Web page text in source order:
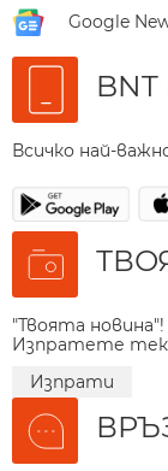
Google
BNT
Всичко най-
"Твоята
Изпратете
Изпрати